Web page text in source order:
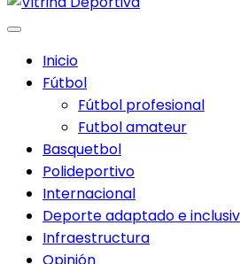
Inicio
Fútbol
Fútbol profesional
Futbol amateur
Basquetbol
Polideportivo
Internacional
Deporte adaptado e
Infraestructura